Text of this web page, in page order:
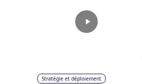
Stratégie et déploiement